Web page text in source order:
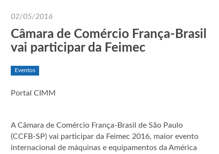
02/05/2016
Câmara de Comércio França-Brasil
vai participar da Feimec
Eventos
Portal CIMM
A Câmara de Comércio França-Brasil de São Paulo
(CCFB-SP) vai participar da Feimec 2016, maior evento
internacional de máquinas e equipamentos da América